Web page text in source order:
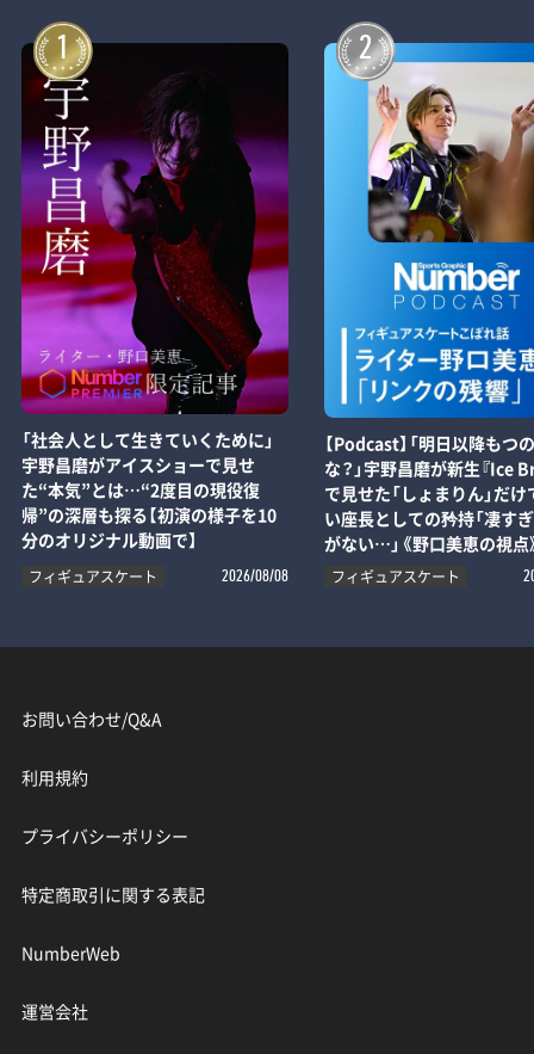
1
「社会人として生きていくために」
宇野昌磨がアイスショーで見せ
た“本気”とは…“2度目の現役復
帰”の深層も探る【初演の様子を10
分のオリジナル動画で】
フィギュアスケート 2026/08/08
2
【Podcast】「明日以降もつ
な？」宇野昌磨が新生『Ice
で見せた「しょまりん」だ
い座長としての矜持「凄す
がない…」《野口美恵の視点
フィギュアスケート
お問い合わせ/Q&A
利用規約
プライバシーポリシー
特定商取引に関する表記
NumberWeb
運営会社